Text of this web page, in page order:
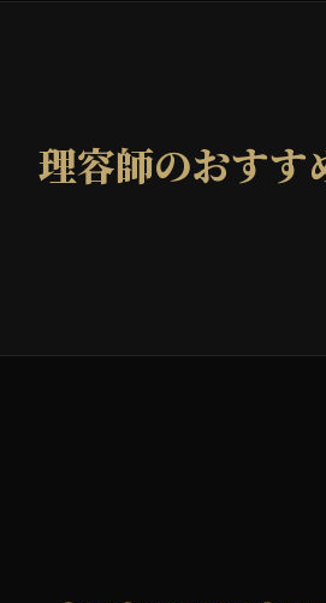
理容師のおすす